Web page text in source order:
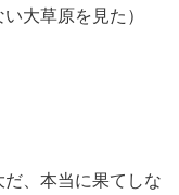
大草原を見た）
、本当に果てしな